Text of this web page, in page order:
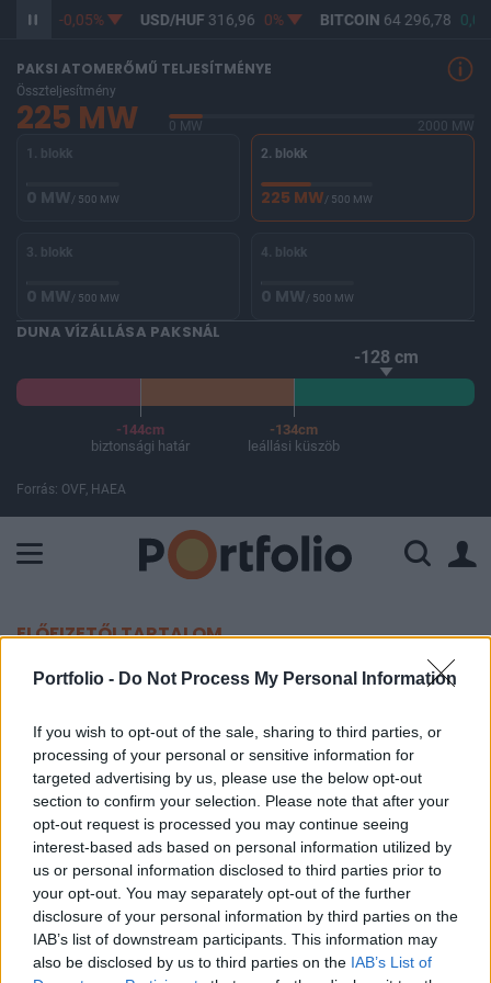
Portfolio - Do Not Process My Personal Information
If you wish to opt-out of the sale, sharing to third parties, or
processing of your personal or sensitive information for
targeted advertising by us, please use the below opt-out
section to confirm your selection. Please note that after your
opt-out request is processed you may continue seeing
interest-based ads based on personal information utilized by
us or personal information disclosed to third parties prior to
your opt-out. You may separately opt-out of the further
disclosure of your personal information by third parties on the
IAB’s list of downstream participants. This information may
also be disclosed by us to third parties on the IAB’s List of
-0,05% USD/HUF316,96 0% BITCOIN64 296,78
PAKSI ATOMERŐMŰ TELJESÍTMÉNYE
Összteljesítmény
225 MW 0 MW
2000 MW
1. blokk
0 MW/ 500 MW
2. blokk
225 MW/ 500 MW
3. blokk
0 MW/ 500 MW
4. blokk
0 MW/ 500 MW
DUNA VÍZÁLLÁSA PAKSNÁL
-128 cm
-144cm
biztonsági határ
-134cm
leállási küszöb
Forrás: OVF, HAEA
ELŐFIZETŐI TARTALOM
Saját részvényeket vásárolt a
Magyar Telekom
Portfolio
2025. június 11. 08:49
Tovább vette saját részvényeit a Magyar Telekom
a Budapesti Értéktőzsdén.
Portfolio Investment Day 2026Október 21-én jön a Portfolio
Investment Day 2026, ahol a piac vezető szakértőivel